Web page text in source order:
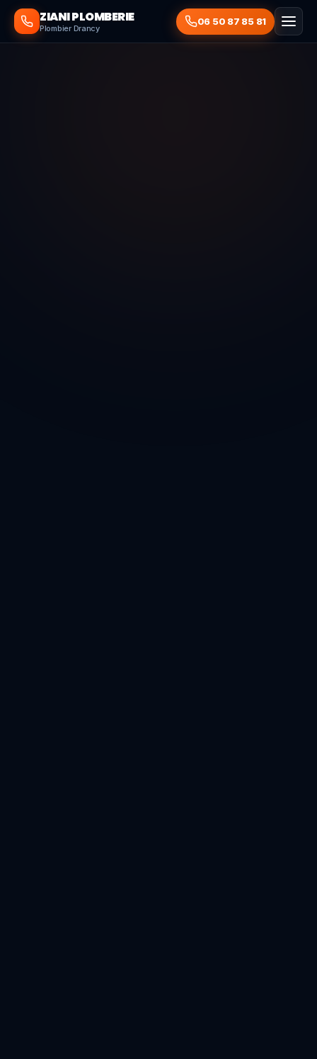
ZIANI PLOMBERIE
Plombier Drancy
06 50 87 85 81